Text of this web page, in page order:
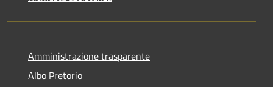
Amministrazione trasparente
Albo Pretorio